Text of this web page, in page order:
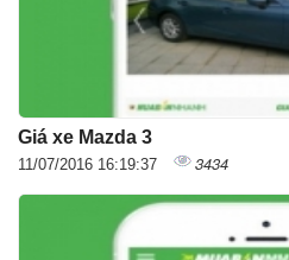
Giá xe Mazda 3
11/07/2016 16:19:37 3434